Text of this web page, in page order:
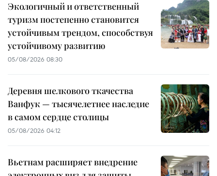
Экологичный и ответственный
туризм постепенно становится
устойчивым трендом, способствуя
устойчивому развитию
05/08/2026 08:30
Деревня шелкового ткачества
Ванфук — тысячелетнее наследие
в самом сердце столицы
05/08/2026 04:12
Вьетнам расширяет внедрение